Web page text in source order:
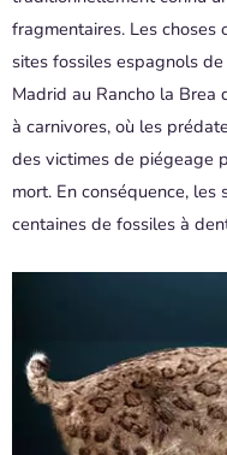
fragmentaires. Les
sites fossiles espagnols
Madrid au Rancho la Brea
à carnivores, où les
des victimes de piégeage
mort. En conséquence,
centaines de fossiles à